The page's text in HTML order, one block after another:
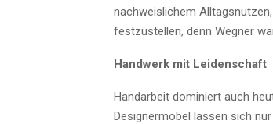
nachweislichem
festzustellen, denn Wegner
Handwerk mit Leidenschaft
Handarbeit dominiert auch
Designermöbel lassen sich